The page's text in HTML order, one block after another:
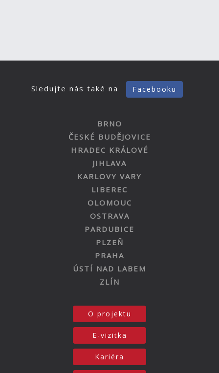
Sledujte nás také na Facebooku
BRNO
ČESKÉ BUDĚJOVICE
HRADEC KRÁLOVÉ
JIHLAVA
KARLOVY VARY
LIBEREC
OLOMOUC
OSTRAVA
PARDUBICE
PLZEŇ
PRAHA
ÚSTÍ NAD LABEM
ZLÍN
O projektu
E-vizitka
Kariéra